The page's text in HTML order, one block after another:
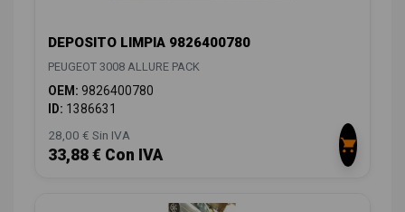
DEPOSITO LIMPIA 9826400780
PEUGEOT 3008 ALLURE PACK
OEM: 9826400780
ID: 1386631
28,00 € Sin IVA
33,88 € Con IVA